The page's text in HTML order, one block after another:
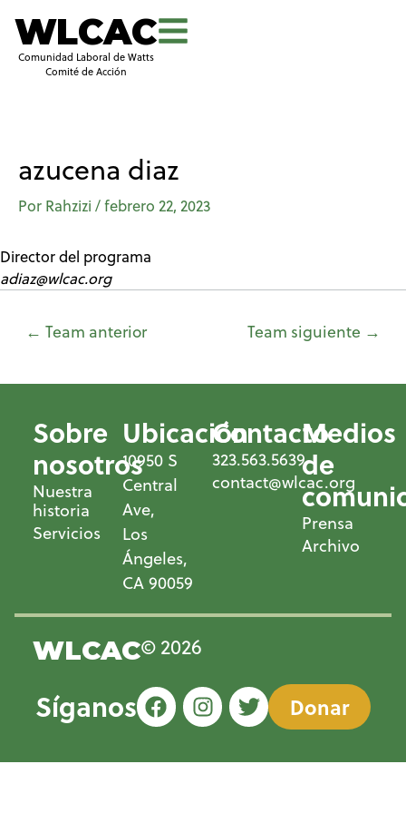
WLCAC
Comunidad Laboral de Watts
Comité de Acción
azucena diaz
Por Rahzizi /febrero 22, 2023
Director del programa
adiaz@wlcac.org
← Team anterior Team siguiente →
Sobre
nosotros
Nuestra
historia
Servicios
Ubicación
10950 S
Central
Ave,
Los
Ángeles,
CA 90059
Contacto
323.563.5639
contact@wlcac.org
Medios
de
Prensa
Archivo
WLCAC© 2026
Síganos Donar